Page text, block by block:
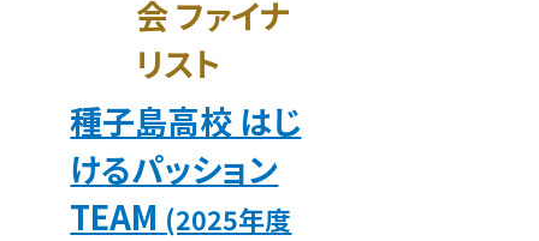
会 ファイナ
リスト
種子島高校 はじ
けるパッション
TEAM (2025年度